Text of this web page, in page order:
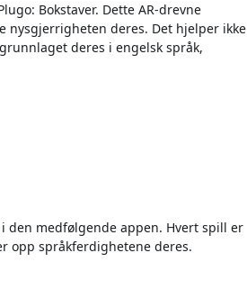
Bokstaver. Dette AR-drevne
nysgjerrigheten deres. Det hjelper ikke
deres i engelsk språk,
den medfølgende appen. Hvert spill er
opp språkferdighetene deres.